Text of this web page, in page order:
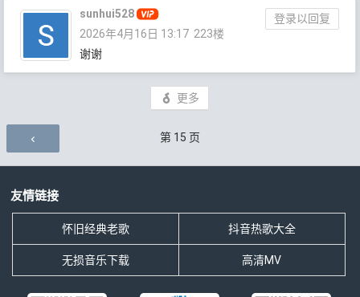
sunhui528
登录以回复
2026年4月16日 13:17 223楼
谢谢
更多
评论导航 第 15 页
友情链接
怀旧经典老歌 抖音热歌大全
无损音乐下载 高清MV